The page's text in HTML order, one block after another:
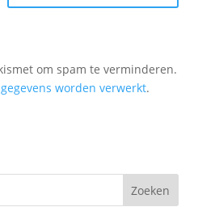
om spam te verminderen.
worden verwerkt.